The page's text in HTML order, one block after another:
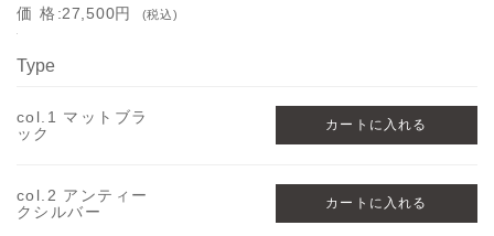
価格27,500円 (税込)
Type
col.1 マットブラ
ック
col.2 アンティー
クシルバー